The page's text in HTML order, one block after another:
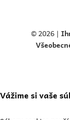
© 2026 |
Vážime si vaše